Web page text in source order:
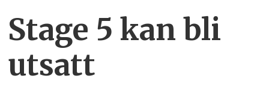
Stage 5 kan bli
utsatt